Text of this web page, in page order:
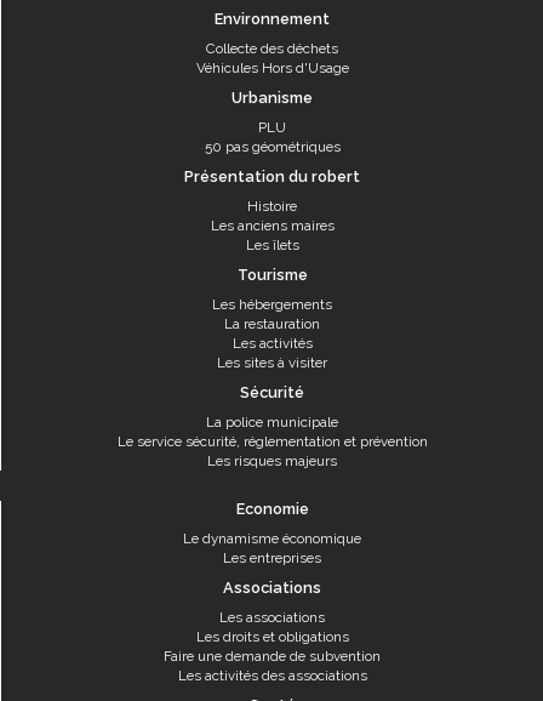
Environnement
Collecte des déchets
Véhicules Hors d'Usage
Urbanisme
PLU
50 pas géométriques
Présentation du robert
Histoire
Les anciens maires
Les îlets
Tourisme
Les hébergements
La restauration
Les activités
Les sites à visiter
Sécurité
La police municipale
Le service sécurité, réglementation et prévention
Les risques majeurs
Economie
Le dynamisme économique
Les entreprises
Associations
Les associations
Les droits et obligations
Faire une demande de subvention
Les activités des associations